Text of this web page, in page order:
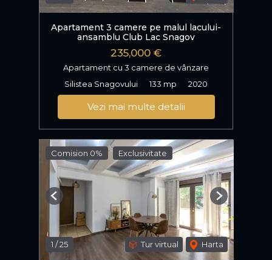
Apartament 3 camere pe malul lacului-
ansamblu Club Lac Snagov
235,000 €
Apartament cu 3 camere de vânzare
Silistea Snagovului
133 mp 2020
Vezi mai multe detalii
Comision 0% Exclusivitate
1 /25 Tur virtual Harta
Previous Next